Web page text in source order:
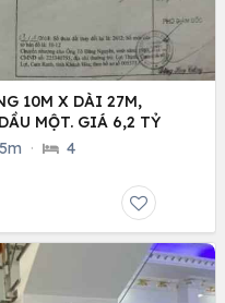
10M X DÀI 27M,
MỘT. GIÁ 6,2 TỶ
5m · 4